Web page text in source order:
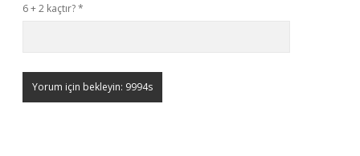
6 + 2 kaçtır?*